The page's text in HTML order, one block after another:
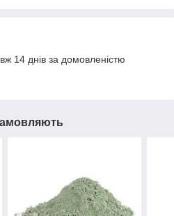
14 днів за домовленістю